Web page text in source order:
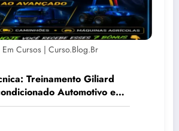
Em Cursos | Curso.blog.br
Treinamento Giliard
Automotivo e
Caminhões e